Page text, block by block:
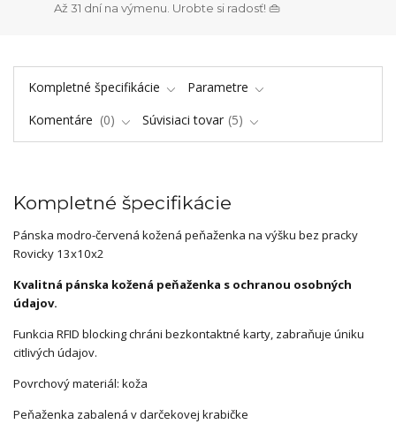
Až 31 dní na výmenu. Urobte si radosť! 👜
Kompletné špecifikácie
Parametre
Komentáre
0 Súvisiaci tovar 5
Kompletné špecifikácie
Pánska modro-červená kožená peňaženka na výšku bez pracky
Rovicky 13x10x2
Kvalitná pánska kožená peňaženka s ochranou osobných
údajov.
Funkcia RFID blocking chráni bezkontaktné karty, zabraňuje úniku
citlivých údajov.
Povrchový materiál: koža
Peňaženka zabalená v darčekovej krabičke